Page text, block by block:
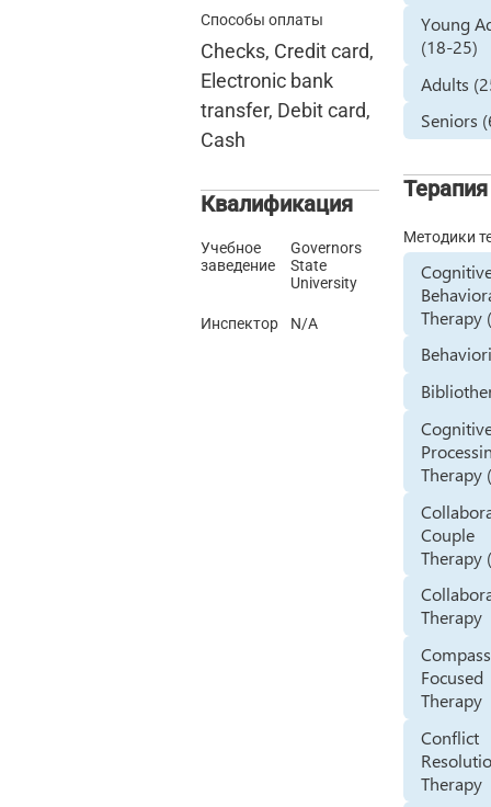
Способы оплаты
Checks, Credit card,
Electronic bank
transfer, Debit card,
Cash
Квалификация
Учебное
заведение
Governors
State
University
Инспектор N/A
Young
(18-25)
Adults
Seniors
Терапия
Методики
Therapy
Therapy
Couple
Therapy
Therapy
Focused
Therapy
Conflict
Therapy